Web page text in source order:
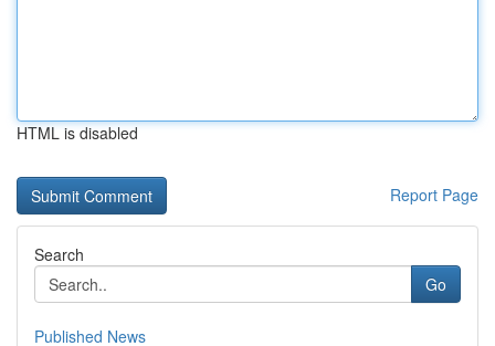
HTML is disabled
Report Page
Search
Go
Published News